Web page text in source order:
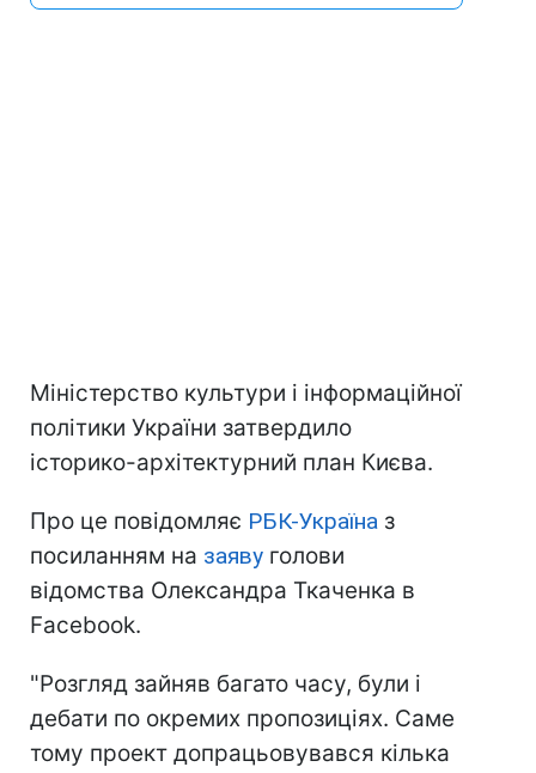
Міністерство культури і інформаційної
політики України затвердило
історико-архітектурний план Києва.
Про це повідомляє РБК-Україна з
посиланням на заяву голови
відомства Олександра Ткаченка в
Facebook.
"Розгляд зайняв багато часу, були і
дебати по окремих пропозиціях. Саме
тому проект допрацьовувався кілька